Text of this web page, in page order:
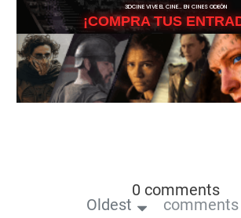
3DCINE VIVE EL CINE… EN CINES ODEÓN
¡COMPRA TUS
0 comments
Oldest